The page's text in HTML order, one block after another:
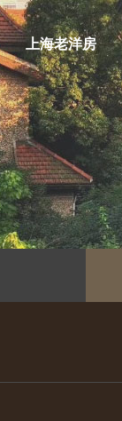
上海老洋房